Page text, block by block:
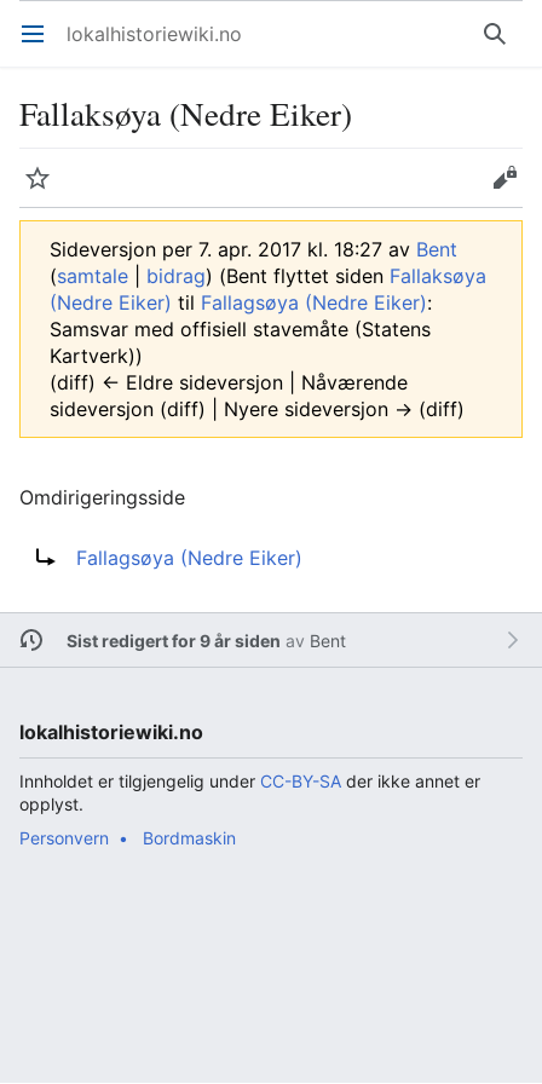
Åpne hovedmenyen lokalhistoriewiki.no Søk
Fallaksøya (Nedre Eiker)
Overvåk Rediger
Sideversjon per 7. apr. 2017 kl. 18:27 av Bent
(samtale bidrag) (Bent flyttet siden Fallaksøya
(Nedre Eiker) til Fallagsøya (Nedre Eiker):
Samsvar med offisiell stavemåte (Statens
Kartverk))
(diff) ← Eldre sideversjon | Nåværende
sideversjon (diff) | Nyere sideversjon → (diff)
Omdirigeringsside
Fallagsøya (Nedre Eiker)
Sist redigert for 9 år siden av Bent
lokalhistoriewiki.no
Innholdet er tilgjengelig under CC-BY-SA der ikke annet er
opplyst.
Personvern
Bordmaskin